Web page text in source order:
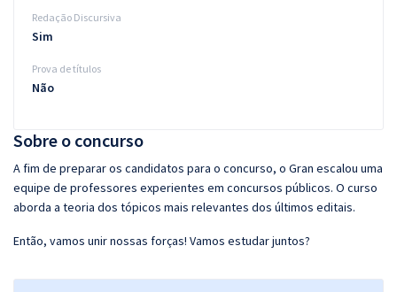
Sobre o concurso
A fim de preparar os candidatos para o concurso, o Gran escalou uma
equipe de professores experientes em concursos públicos. O curso
aborda a teoria dos tópicos mais relevantes dos últimos editais.
Então, vamos unir nossas forças! Vamos estudar juntos?
Redação Discursiva
Sim
Prova de títulos
Não